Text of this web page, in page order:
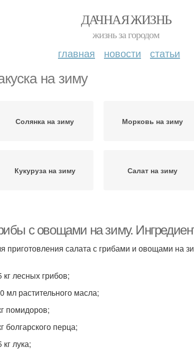
ДАЧНАЯ ЖИЗНЬ
жизнь за городом
главная новости статьи
на зиму
Солянка на зиму Морковь на зиму
Кукуруза на зиму Салат на зиму
с овощами на зиму.
приготовления салата с грибами и овощами на
кг лесных грибов;
мл растительного масла;
помидоров;
болгарского перца;
кг лука;